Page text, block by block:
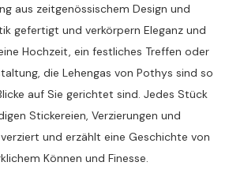
aus zeitgenössischem Design und
gefertigt und verkörpern Eleganz und
Hochzeit, ein festliches Treffen oder
die Lehengas von Pothys sind so
auf Sie gerichtet sind. Jedes Stück
Stickereien, Verzierungen und
und erzählt eine Geschichte von
Können und Finesse.